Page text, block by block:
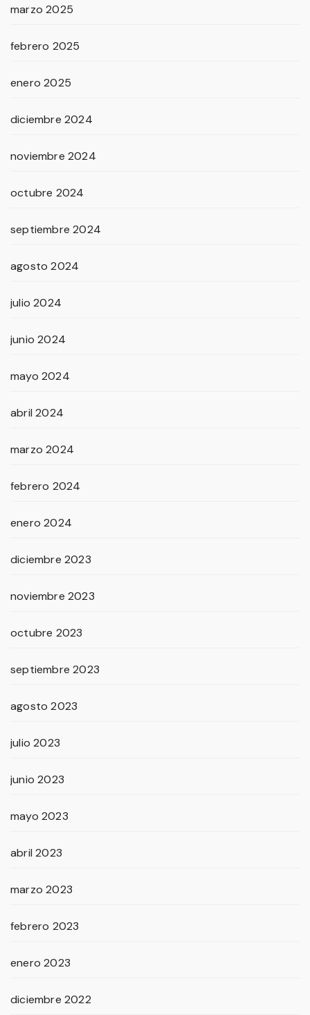
marzo 2025
febrero 2025
enero 2025
diciembre 2024
noviembre 2024
octubre 2024
septiembre 2024
agosto 2024
julio 2024
junio 2024
mayo 2024
abril 2024
marzo 2024
febrero 2024
enero 2024
diciembre 2023
noviembre 2023
octubre 2023
septiembre 2023
agosto 2023
julio 2023
junio 2023
mayo 2023
abril 2023
marzo 2023
febrero 2023
enero 2023
diciembre 2022